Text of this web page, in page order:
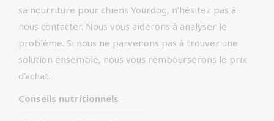
sa nourriture pour chiens Yourdog, n’hésitez pas à
nous contacter. Nous vous aiderons à analyser le
problème. Si nous ne parvenons pas à trouver une
solution ensemble, nous vous rembourserons le prix
d’achat.
Conseils nutritionnels